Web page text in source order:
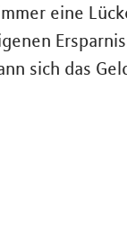
eine
sich das